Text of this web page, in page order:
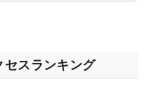
セスランキング